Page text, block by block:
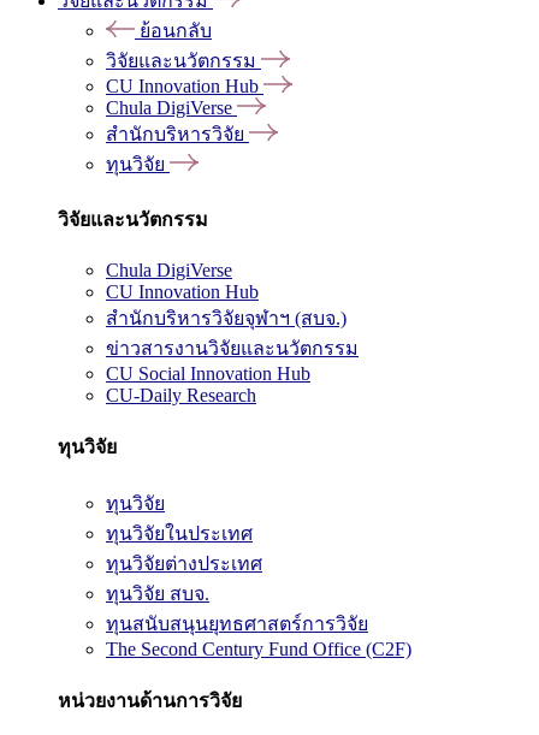
ย้อนกลับ
วิจัยและนวัตกรรม
CU Innovation Hub
Chula DigiVerse
สำนักบริหารวิจัย
ทุนวิจัย
วิจัยและนวัตกรรม
Chula DigiVerse
CU Innovation Hub
สำนักบริหารวิจัยจุฬาฯ (สบจ.)
ข่าวสารงานวิจัยและนวัตกรรม
CU Social Innovation Hub
CU-Daily Research
ทุนวิจัย
ทุนวิจัย
ทุนวิจัยในประเทศ
ทุนวิจัยต่างประเทศ
ทุนวิจัย สบจ.
ทุนสนับสนุนยุทธศาสตร์การวิจัย
The Second Century Fund Office (C2F)
หน่วยงานด้านการวิจัย